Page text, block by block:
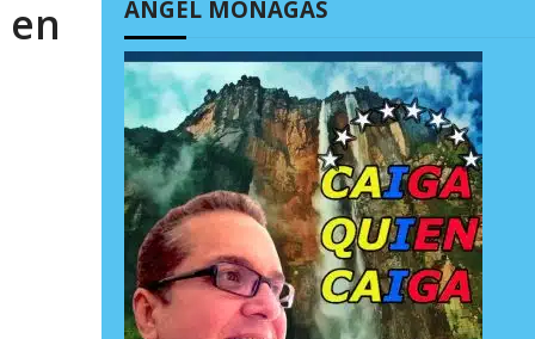
ÁNGEL MONAGAS